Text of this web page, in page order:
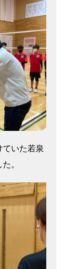
ていた若泉
。